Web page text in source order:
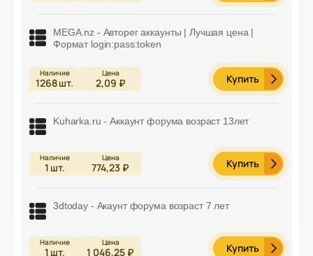
MEGA.nz - Авторег аккаунты | Лучшая цена |
Формат login:pass:token
1268шт. 2,09 ₽ Купить
Kuharka.ru - Аккаунт форума возраст 13лет
1 шт. 774,23 ₽ Купить
3dtoday - Акаунт форума возраст 7 лет
1 шт. 1 046,25 ₽ Купить